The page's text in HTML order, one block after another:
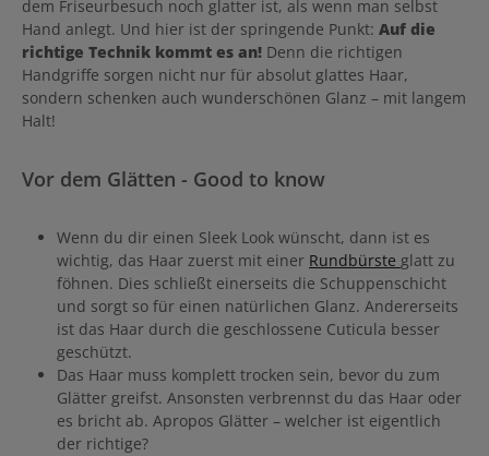
dem Friseurbesuch noch glatter ist, als wenn man selbst
Hand anlegt. Und hier ist der springende Punkt: Auf die
richtige Technik kommt es an! Denn die richtigen
Handgriffe sorgen nicht nur für absolut glattes Haar,
sondern schenken auch wunderschönen Glanz – mit langem
Halt!
Vor dem Glätten - Good to know
Wenn du dir einen Sleek Look wünscht, dann ist es
wichtig, das Haar zuerst mit einer Rundbürste glatt zu
föhnen. Dies schließt einerseits die Schuppenschicht
und sorgt so für einen natürlichen Glanz. Andererseits
ist das Haar durch die geschlossene Cuticula besser
geschützt.
Das Haar muss komplett trocken sein, bevor du zum
Glätter greifst. Ansonsten verbrennst du das Haar oder
es bricht ab. Apropos Glätter – welcher ist eigentlich
der richtige?